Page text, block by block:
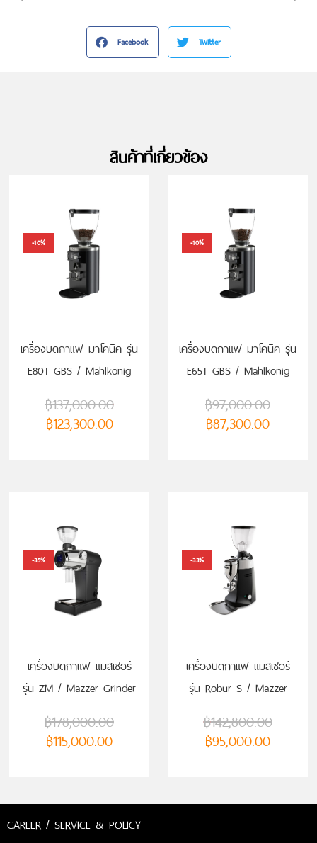
Facebook Twitter
สินค้าที่เกี่ยวข้อง
-10%
เครื่องบดกาแฟ มาโคนิค รุ่น
E80T GBS / Mahlkonig
฿137,000.00
฿123,300.00
-10%
เครื่องบดกาแฟ มาโคนิค รุ่น
E65T GBS / Mahlkonig
฿97,000.00
฿87,300.00
-35%
เครื่องบดกาแฟ แมสเซอร์
รุ่น ZM / Mazzer Grinder
฿178,000.00
฿115,000.00
-33%
เครื่องบดกาแฟ แมสเซอร์
รุ่น Robur S / Mazzer
฿142,800.00
฿95,000.00
CAREER / SERVICE & POLICY